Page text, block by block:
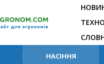
НАСІННЯ